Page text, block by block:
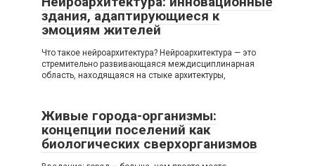
здания, адаптирующиеся к
эмоциям жителей
Что такое нейроархитектура? Нейроархитектура — это
стремительно развивающаяся междисциплинарная
область, находящаяся на стыке архитектуры,
Живые города-организмы:
концепции поселений как
биологических сверхорганизмов